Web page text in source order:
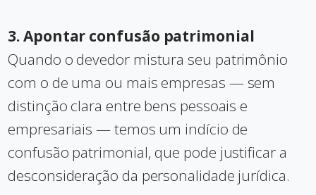
3. Apontar confusão patrimonial
Quando o devedor mistura seu patrimônio
com o de uma ou mais empresas — sem
distinção clara entre bens pessoais e
empresariais — temos um indício de
confusão patrimonial, que pode justificar a
desconsideração da personalidade jurídica.